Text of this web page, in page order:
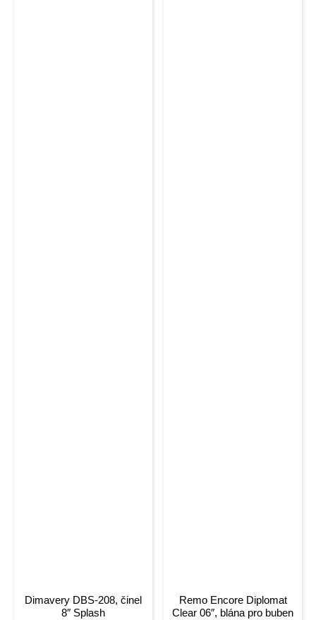
Dimavery DBS-208, činel
8″ Splash
Remo Encore Diplomat
Clear 06″, blána pro buben